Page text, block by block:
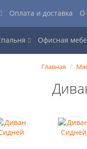
Оплата и доставка О
Офисная
Главная